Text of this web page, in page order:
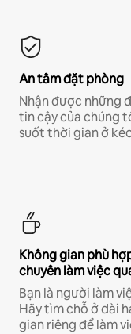
An tâm đặt phòng
Nhận được những
tin cậy của chúng
suốt thời gian ở
Không gian phù
chuyên làm việc
Bạn là người làm
Hãy tìm chỗ ở dài
gian riêng để làm